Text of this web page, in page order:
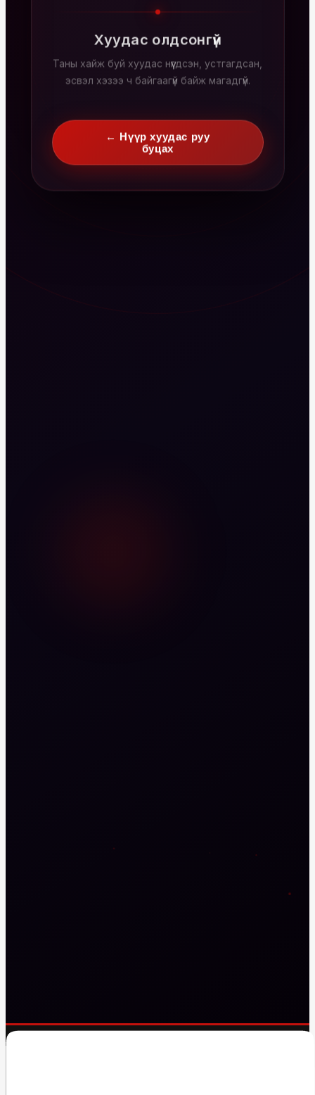
Хуудас олдсонгүй
Таны хайж буй хуудас нүүгдсэн, устгагдсан,
эсвэл хэзээ ч байгаагүй байж магадгүй.
← Нүүр хуудас руу
буцах